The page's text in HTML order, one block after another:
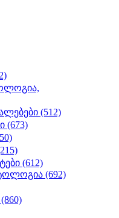
(512)
(673)
(612)
(692)
(860)